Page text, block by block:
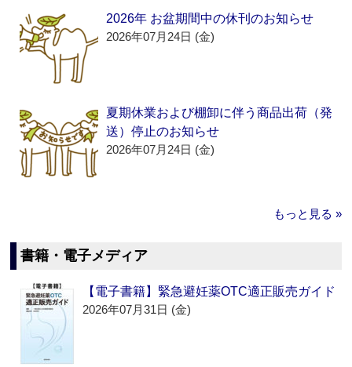
2026年 お盆期間中の休刊のお知らせ
2026年07月24日 (金)
夏期休業および棚卸に伴う商品出荷（発
送）停止のお知らせ
2026年07月24日 (金)
もっと見る »
書籍・電子メディア
【電子書籍】緊急避妊薬OTC適正販売ガイド
2026年07月31日 (金)